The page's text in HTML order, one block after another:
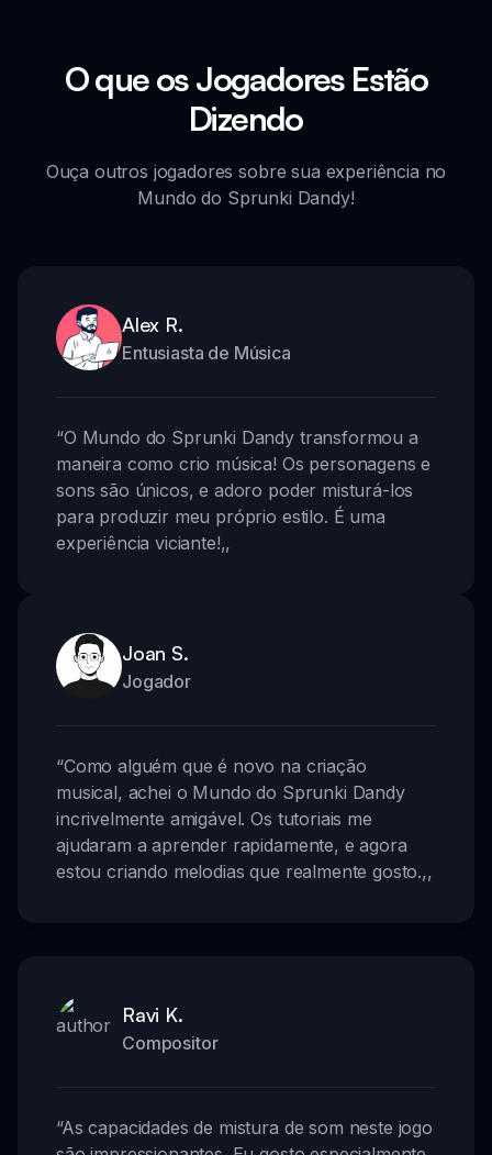
O que os Jogadores Estão
Dizendo
Ouça outros jogadores sobre sua experiência no
Mundo do Sprunki Dandy!
Alex R.
Entusiasta de Música
“O Mundo do Sprunki Dandy transformou a
maneira como crio música! Os personagens e
sons são únicos, e adoro poder misturá-los
para produzir meu próprio estilo. É uma
experiência viciante!,,
Joan S.
Jogador
“Como alguém que é novo na criação
musical, achei o Mundo do Sprunki Dandy
incrivelmente amigável. Os tutoriais me
ajudaram a aprender rapidamente, e agora
estou criando melodias que realmente gosto.,,
Ravi K.
Compositor
“As capacidades de mistura de som neste jogo